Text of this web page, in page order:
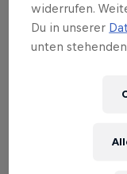
widerrufen.
Du in unserer
unten